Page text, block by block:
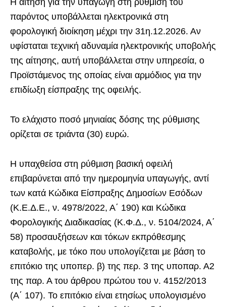
παρόντος υποβάλλεται ηλεκτρονικά στη
φορολογική διοίκηση μέχρι την 31η.12.2026. Αν
υφίσταται τεχνική αδυναμία ηλεκτρονικής υποβολής
της αίτησης, αυτή υποβάλλεται στην υπηρεσία, ο
Προϊστάμενος της οποίας είναι αρμόδιος για την
επιδίωξη είσπραξης της οφειλής.
Το ελάχιστο ποσό μηνιαίας δόσης της ρύθμισης
ορίζεται σε τριάντα (30) ευρώ.
Η υπαχθείσα στη ρύθμιση βασική οφειλή
επιβαρύνεται από την ημερομηνία υπαγωγής, αντί
των κατά Κώδικα Είσπραξης Δημοσίων Εσόδων
(Κ.Ε.Δ.Ε., ν. 4978/2022, Α΄ 190) και Κώδικα
Φορολογικής Διαδικασίας (Κ.Φ.Δ., ν. 5104/2024, Α΄
58) προσαυξήσεων και τόκων εκπρόθεσμης
καταβολής, με τόκο που υπολογίζεται με βάση το
επιτόκιο της υποπερ. β) της περ. 3 της υποπαρ. Α2
της παρ. Α του άρθρου πρώτου του ν. 4152/2013
(Α΄ 107). Το επιτόκιο είναι ετησίως υπολογισμένο